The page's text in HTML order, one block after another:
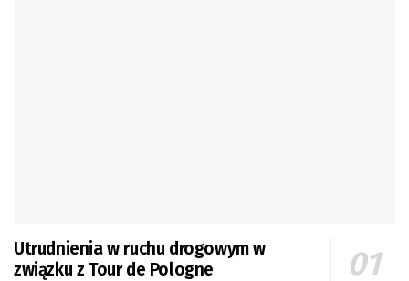
Utrudnienia w ruchu drogowym w
związku z Tour de Pologne